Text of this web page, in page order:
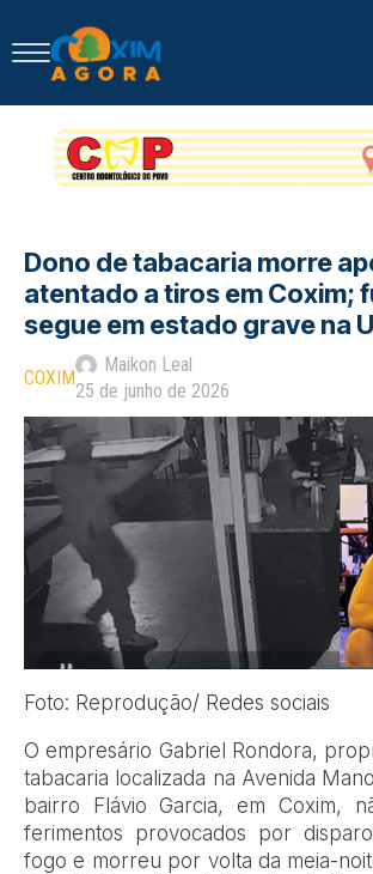
Dono de tabacaria morre
atentado a tiros em Coxim;
segue em estado grave na
COXIM
Maikon Leal
25 de junho de 2026
Foto: Reprodução/ Redes sociais
O empresário Gabriel Rondora,
tabacaria localizada na Avenida
bairro Flávio Garcia, em Coxim,
ferimentos provocados por
fogo e morreu por volta da meia-